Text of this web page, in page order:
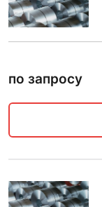
по запросу